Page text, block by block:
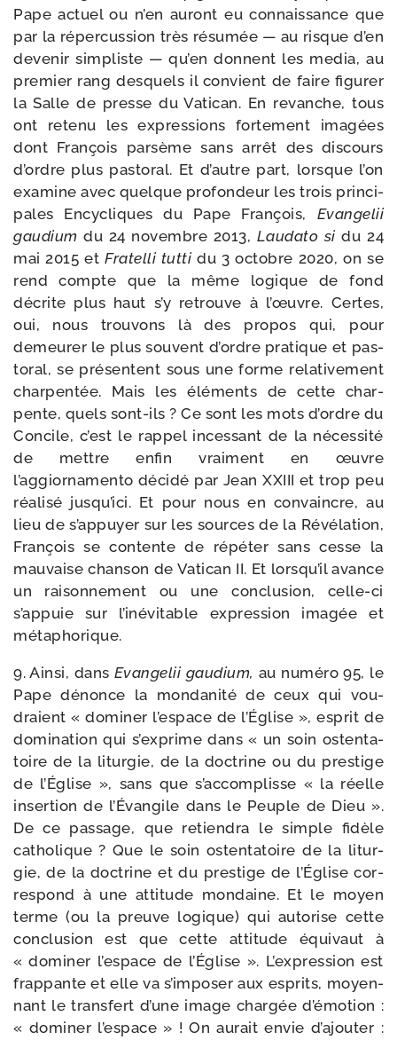
Pape actuel ou n’en auront eu connais­sance que
par la réper­cus­sion très résu­mée — au risque d’en
deve­nir sim­pliste — qu’en donnent les media, au
pre­mier rang des­quels il convient de faire figu­rer
la Salle de presse du Vatican. En revanche, tous
ont rete­nu les expres­sions for­te­ment ima­gées
dont François par­sème sans arrêt des dis­cours
d’ordre plus pas­to­ral. Et d’autre part, lorsque l’on
exa­mine avec quelque pro­fon­deur les trois prin­ci­
pales Encycliques du Pape François, Evangelii
gau­diumdu 24 novembre 2013, Laudato sidu 24
mai 2015 etFratelli tut­ti du 3 octobre 2020, on se
rend compte que la même logique de fond
décrite plus haut s’y retrouve à l’œuvre. Certes,
oui, nous trou­vons là des pro­pos qui, pour
demeu­rer le plus sou­vent d’ordre pra­tique et pas­
to­ral, se pré­sentent sous une forme rela­ti­ve­ment
char­pen­tée. Mais les élé­ments de cette char­
pente, quels sont-​ils ? Ce sont les mots d’ordre du
Concile, c’est le rap­pel inces­sant de la néces­si­té
de mettre enfin vrai­ment en œuvre
l’aggiornamento déci­dé par Jean XXIII et trop peu
réa­li­sé jusqu’ici. Et pour nous en convaincre, au
lieu de s’appuyer sur les sources de la Révélation,
François se contente de répé­ter sans cesse la
mau­vaise chan­son de Vatican II. Et lorsqu’il avance
un rai­son­ne­ment ou une conclu­sion, celle-​ci
s’appuie sur l’inévitable expres­sion ima­gée et
métaphorique.
9. Ainsi, dans Evangelii gau­dium, au numé­ro 95, le
Pape dénonce la mon­da­ni­té de ceux qui vou­
draient « domi­ner l’espace de l’Église », esprit de
domi­na­tion qui s’exprime dans « un soin osten­ta­
toire de la litur­gie, de la doc­trine ou du pres­tige
de l’Église », sans que s’accomplisse « la réelle
inser­tion de l’Évangile dans le Peuple de Dieu ».
De ce pas­sage, que retien­dra le simple fidèle
catho­lique ? Que le soin osten­ta­toire de la litur­
gie, de la doc­trine et du pres­tige de l’Église cor­
res­pond à une atti­tude mon­daine. Et le moyen
terme (ou la preuve logique) qui auto­rise cette
conclu­sion est que cette atti­tude équi­vaut à
« domi­ner l’espace de l’Église ». L’expression est
frap­pante et elle va s’imposer aux esprits, moyen­
nant le trans­fert d’une image char­gée d’émotion :
« domi­ner l’espace » ! On aurait envie d’ajouter :